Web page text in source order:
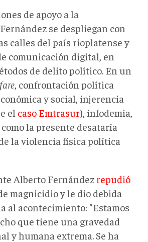
de apoyo a la
se despliegan con
calles del país rioplatense y
comunicación digital, en
de delito político. En un
, confrontación política
y social, injerencia
el caso Emtrasur), infodemia,
la presente desataría
la violencia física política
Alberto Fernández repudió
magnicidio y le dio debida
al acontecimiento: "Estamos
que tiene una gravedad
y humana extrema. Se ha